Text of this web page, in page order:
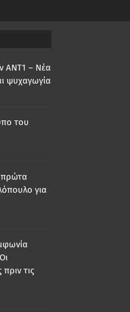
ΑΝΤ1 – Νέα
ψυχαγωγία
του
για
τις